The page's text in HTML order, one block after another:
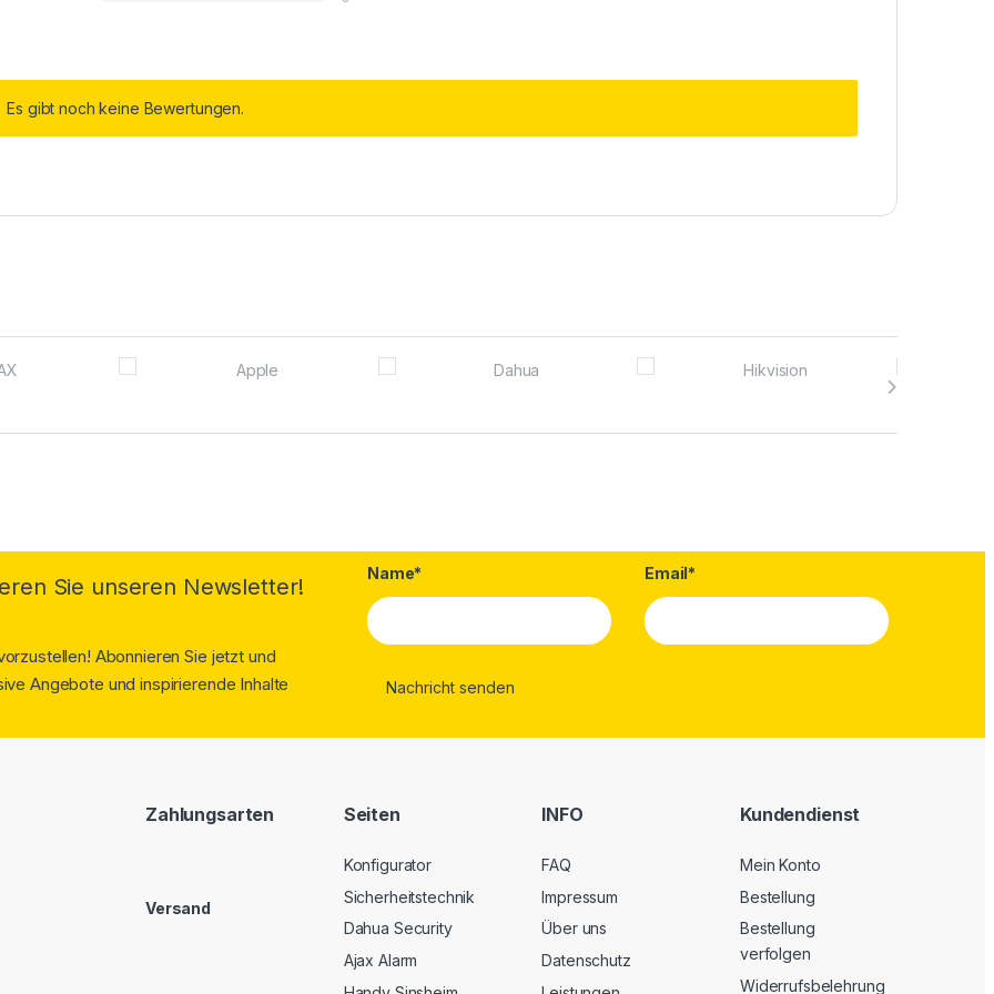
Es gibt noch keine Bewertungen.
Sie unseren Newsletter!
Abonnieren Sie jetzt und
Angebote und inspirierende Inhalte
Name* Email*
Zahlungsarten
Versand
Seiten
Konfigurator
Sicherheitstechnik
Dahua Security
Ajax Alarm
INFO
FAQ
Impressum
Über uns
Datenschutz
Kundendienst
Mein Konto
Bestellung
Bestellung
verfolgen
Widerrufsbelehrung